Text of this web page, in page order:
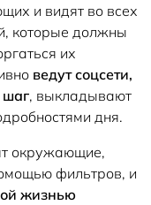
и видят во всех
которые должны
их
ведут соцсети,
шаг, выкладывают
дня.
окружающие,
фильтров, и
жизнью